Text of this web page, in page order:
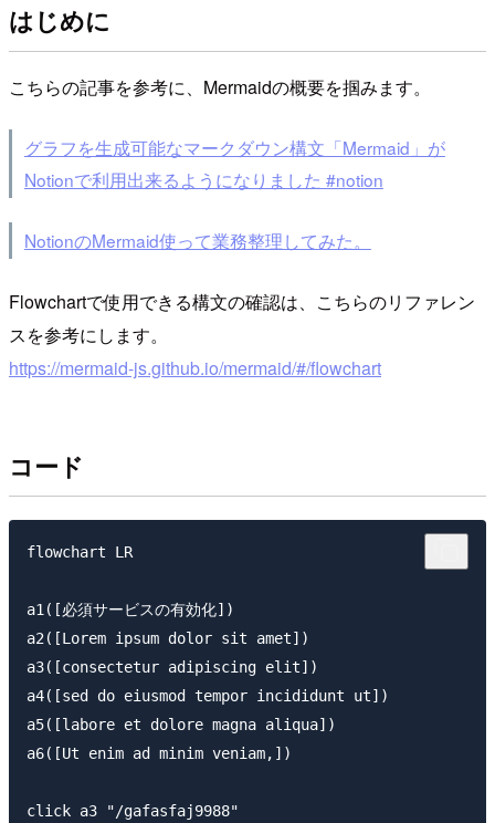
はじめに
こちらの記事を参考に、Mermaidの概要を掴みます。
グラフを生成可能なマークダウン構文「Mermaid」が
Notionで利用出来るようになりました #notion
NotionのMermaid使って業務整理してみた。
Flowchartで使用できる構文の確認は、こちらのリファレン
スを参考にします。
https://mermaid-js.github.io/mermaid/#/flowchart
コード
flowchart LR
a1([必須サービスの有効化])
a2([Lorem ipsum dolor sit amet])
a3([consectetur adipiscing elit])
a4([sed do eiusmod tempor incididunt ut])
a5([labore et dolore magna aliqua])
a6([Ut enim ad minim veniam,])
click a3 "/gafasfaj9988"